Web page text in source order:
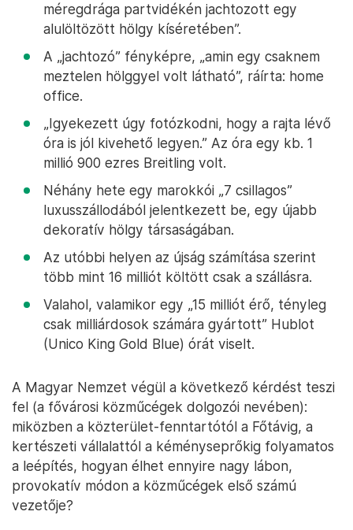
méregdrága partvidékén jachtozott egy
alulöltözött hölgy kíséretében”.
A „jachtozó” fényképre, „amin egy csaknem
meztelen hölggyel volt látható”, ráírta: home
office.
„Igyekezett úgy fotózkodni, hogy a rajta lévő
óra is jól kivehető legyen.” Az óra egy kb. 1
millió 900 ezres Breitling volt.
Néhány hete egy marokkói „7 csillagos”
luxusszállodából jelentkezett be, egy újabb
dekoratív hölgy társaságában.
Az utóbbi helyen az újság számítása szerint
több mint 16 milliót költött csak a szállásra.
Valahol, valamikor egy „15 milliót érő, tényleg
csak milliárdosok számára gyártott” Hublot
(Unico King Gold Blue) órát viselt.
A Magyar Nemzet végül a következő kérdést teszi
fel (a fővárosi közműcégek dolgozói nevében):
miközben a közterület-fenntartótól a Főtávig, a
kertészeti vállalattól a kéményseprőkig folyamatos
a leépítés, hogyan élhet ennyire nagy lábon,
provokatív módon a közműcégek első számú
vezetője?